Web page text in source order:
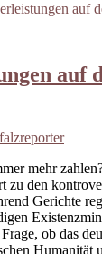
auf
mehr
zu den
Gerichte
ob das
Humanität